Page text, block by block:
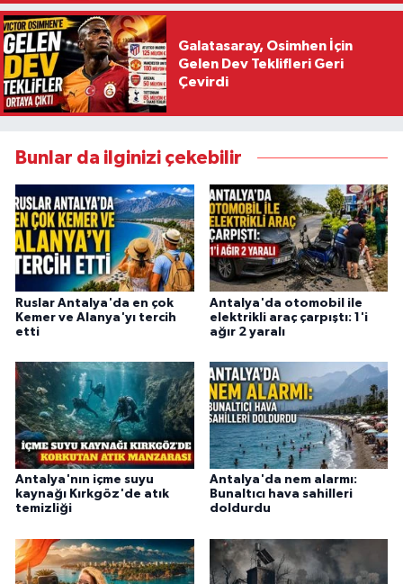
Galatasaray, Osimhen İçin
Gelen Dev Teklifleri Geri
Çevirdi
Bunlar da ilginizi çekebilir
Ruslar Antalya'da en çok
Kemer ve Alanya'yı tercih
etti
Antalya'da otomobil ile
elektrikli araç çarpıştı: 1'i
ağır 2 yaralı
Antalya'nın içme suyu
kaynağı Kırkgöz'de atık
temizliği
Antalya'da nem alarmı:
Bunaltıcı hava sahilleri
doldurdu